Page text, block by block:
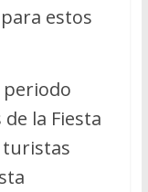
estos
periodo
la Fiesta
turistas